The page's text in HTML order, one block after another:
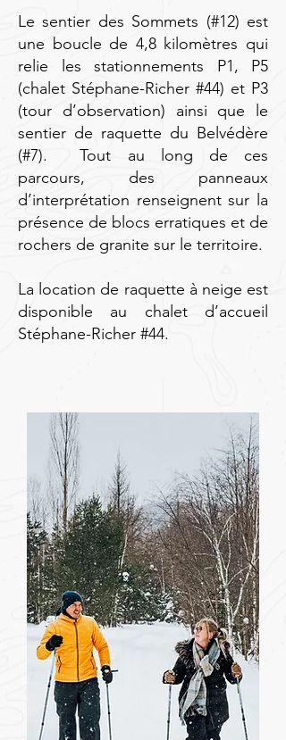
Le sentier des Sommets (#12) est
une boucle de 4,8 kilomètres qui
relie les stationnements P1, P5
(chalet Stéphane-Richer #44) et P3
(tour d’observation) ainsi que le
sentier de raquette du Belvédère
(#7). Tout au long de ces
parcours, des panneaux
d’interprétation renseignent sur la
présence de blocs erratiques et de
rochers de granite sur le territoire.
La location de raquette à neige est
disponible au chalet d’accueil
Stéphane-Richer #44.